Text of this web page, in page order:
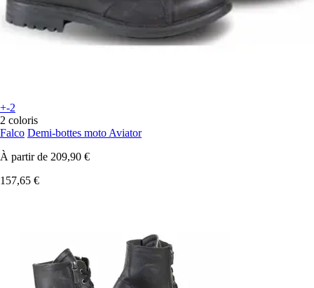
+-2
2 coloris
Falco Demi-bottes moto Aviator
À partir de 209,90 €
157,65 €